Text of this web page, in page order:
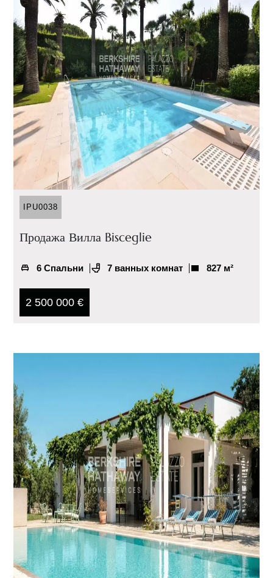
IPU0038
Продажа Вилла Bisceglie
6 Спальни 7 ванных комнат 827 м²
2 500 000 €